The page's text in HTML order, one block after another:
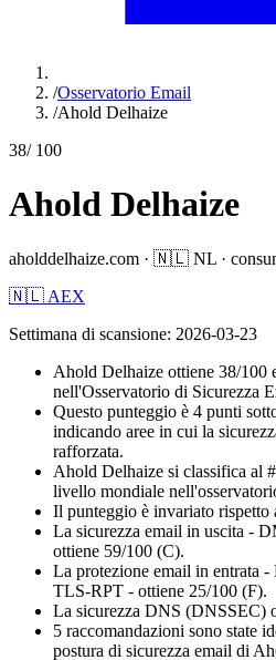
/Osservatorio Email
/Ahold Delhaize
38/ 100
Ahold Delhaize
aholddelhaize.com · 🇳🇱 NL ·
🇳🇱 AEX
Settimana di scansione: 2026-03-23
Ahold Delhaize ottiene 38/100
nell'Osservatorio di Sicurezza
Questo punteggio è 4 punti
indicando aree in cui la
rafforzata.
Ahold Delhaize si classifica al
livello mondiale
Il punteggio è invariato rispetto
La sicurezza email in uscita -
ottiene 59/100 (C).
La protezione email in
TLS-RPT - ottiene 25/100 (F).
La sicurezza DNS (DNSSEC)
5 raccomandazioni sono state
postura di sicurezza email di